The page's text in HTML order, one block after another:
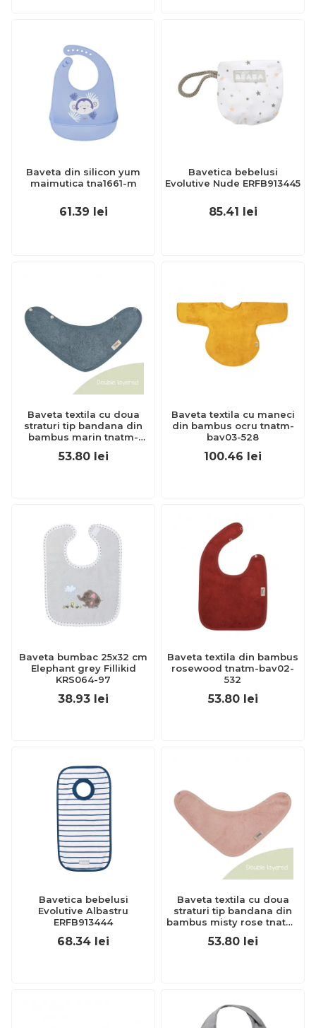
Baveta din silicon yum
maimutica tna1661-m
61.39 lei
Bavetica bebelusi
Evolutive Nude ERFB913445
85.41 lei
Baveta textila cu doua
straturi tip bandana din
bambus marin tnatm-
53.80 lei
Baveta textila cu maneci
din bambus ocru tnatm-
bav03-528
100.46 lei
Baveta bumbac 25x32 cm
Elephant grey Fillikid
KRS064-97
38.93 lei
Baveta textila din bambus
rosewood tnatm-bav02-
532
53.80 lei
Bavetica bebelusi
Evolutive Albastru
ERFB913444
68.34 lei
Baveta textila cu doua
straturi tip bandana din
bambus misty rose tnatm-
53.80 lei